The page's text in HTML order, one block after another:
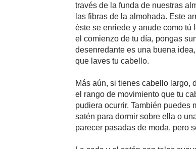
través de la funda de nuestras
las fibras de la almohada. Este
éste se enriede y anude como tú
el comienzo de tu día, pongas
desenredante es una buena
que laves tu cabello.
Más aún, si tienes cabello largo,
el rango de movimiento que tu
pudiera ocurrir. También puedes
satén para dormir sobre ella o
parecer pasadas de moda, pero